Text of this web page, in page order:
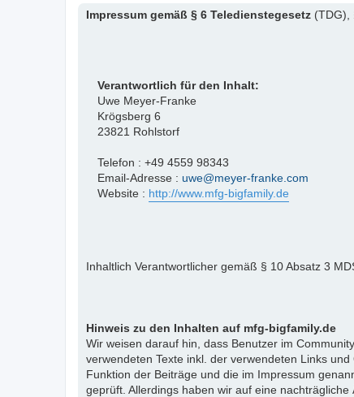
Impressum gemäß § 6 Teledienstegesetz (TDG),
Verantwortlich für den Inhalt:
Uwe Meyer-Franke
Krögsberg 6
23821 Rohlstorf
Telefon : +49 4559 98343
Email-Adresse : uwe@meyer-franke.com
Website : http://www.mfg-bigfamily.de
Inhaltlich Verantwortlicher gemäß § 10 Absatz 3
Hinweis zu den Inhalten auf mfg-bigfamily.de
Wir weisen darauf hin, dass Benutzer im
verwendeten Texte inkl. der verwendeten Links
Funktion der Beiträge und die im Impressum
geprüft. Allerdings haben wir auf eine